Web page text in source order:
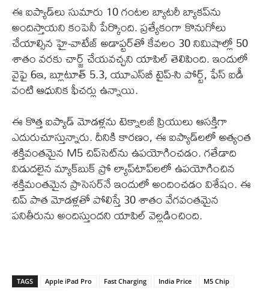
ఈ ఐప్యాడ్‌లు సుమారు 10 గంటల బ్యాటరీ బ్యాకప్‌ను
అందిస్తాయని కంపెనీ పేర్కొంది. ప్రత్యేకంగా కొనుగోలు
చేయాల్సిన హై-వాటేజ్ అడాప్టర్‌తో కేవలం 30 నిమిషాల్లో 50
శాతం వరకు చార్జ్ చేయవచ్చని యాపిల్ తెలిపింది. ఇందులో
వైఫై 6ఇ, బ్లూటూత్ 5.3, యూఎస్‌బీ టైప్-సి పోర్ట్, ఫేస్ ఐడీ
వంటి ఆధునిక ఫీచర్లు ఉన్నాయి.
ఈ కొత్త ఐప్యాడ్ మోడళ్లను టెక్నాలజీ ప్రియులు ఆసక్తిగా
ఎదురుచూస్తున్నారు. దీనికి కారణం, ఈ ఐప్యాడ్‌లలో అత్యంత
శక్తివంతమైన M5 చిప్‌సెట్‌ను ఉపయోగించడం. గతేడాది
విడుదలైన మ్యాక్‌బుక్ ప్రో ల్యాప్‌టాప్‌లలో ఉపయోగించిన
శక్తిమంతమైన ప్రాసెసర్‌నే ఇందులో అందించడం విశేషం. ఈ
చిప్ పాత మోడళ్లతో పోలిస్తే 30 శాతం వేగవంతమైన
పనితీరును అందిస్తుందని యాపిల్ వెల్లడించింది.
TAGS Apple iPad Pro Fast Charging India Price
M5 Chip